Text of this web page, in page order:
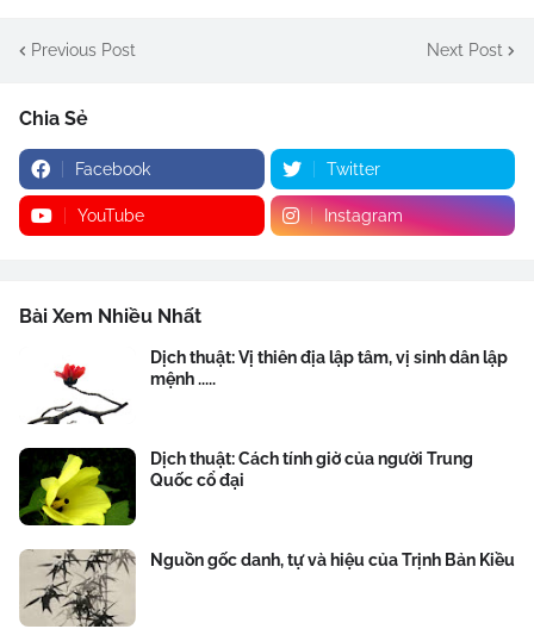
Previous Post Next Post
Chia Sẻ
Facebook Twitter
YouTube Instagram
Bài Xem Nhiều Nhất
Dịch thuật: Vị thiên địa lập tâm, vị sinh dân lập
mệnh .....
Dịch thuật: Cách tính giờ của người Trung
Quốc cổ đại
Nguồn gốc danh, tự và hiệu của Trịnh Bản Kiều